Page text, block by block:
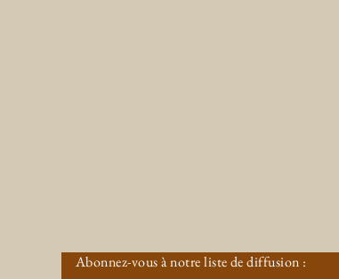
Abonnez-vous à notre liste de diffusion :